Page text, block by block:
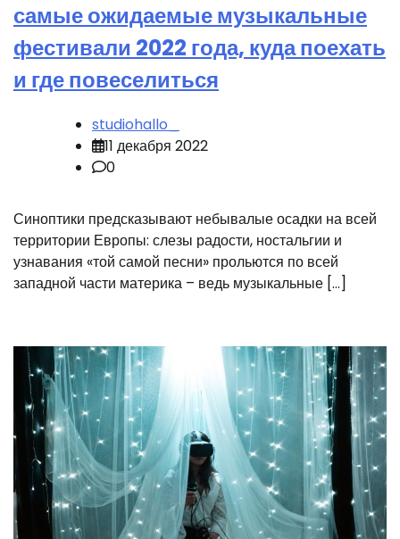
самые ожидаемые музыкальные
фестивали 2022 года, куда поехать
и где повеселиться
studiohallo_
11 декабря 2022
0
Синоптики предсказывают небывалые осадки на всей
территории Европы: слезы радости, ностальгии и
узнавания «той самой песни» прольются по всей
западной части материка – ведь музыкальные […]